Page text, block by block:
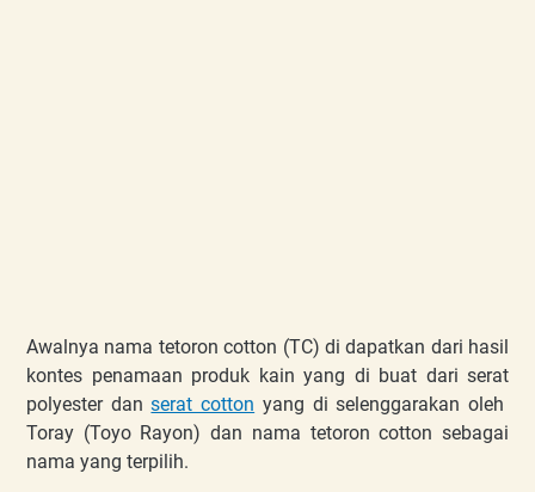
Awalnya nama tetoron cotton (TC) di dapatkan dari hasil
kontes penamaan produk kain yang di buat dari serat
polyester danserat cotton yang di selenggarakan oleh
Toray (Toyo Rayon) dan nama tetoron cotton sebagai
nama yang terpilih.